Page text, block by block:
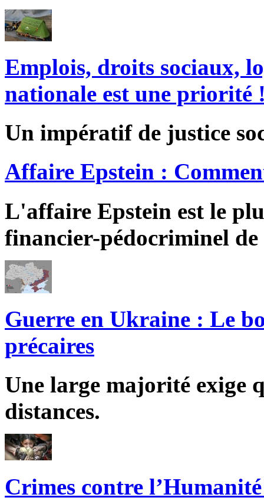
Emplois, droits sociaux,
nationale est une priorité
Un impératif de justice
Affaire Epstein :
L'affaire Epstein est le
financier-pédocriminel
Guerre en Ukraine : Le
précaires
Une large majorité exige
distances.
Crimes contre